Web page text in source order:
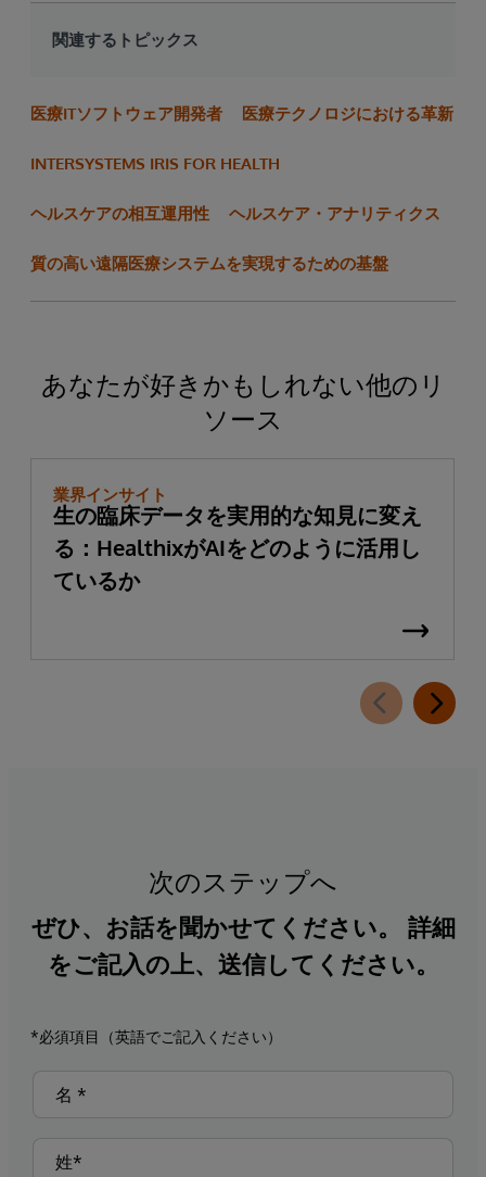
関連するトピックス
医療ITソフトウェア開発者 医療テクノロジにおける革新
INTERSYSTEMS IRIS FOR HEALTH
ヘルスケアの相互運用性 ヘルスケア・アナリティクス
質の高い遠隔医療システムを実現するための基盤
あなたが好きかもしれない他のリ
ソース
業界インサイト
生の臨床データを実用的な知見に変え
る：HealthixがAIをどのように活用し
ているか
次のステップへ
ぜひ、お話を聞かせてください。 詳細
をご記入の上、送信してください。
*必須項目（英語でご記入ください）